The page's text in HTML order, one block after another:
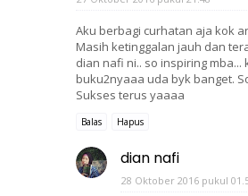
Aku berbagi curhatan aja kok
Masih ketinggalan jauh dan
dian nafi ni.. so inspiring mba...
buku2nyaaa uda byk banget.
Sukses terus yaaaa
Balas Hapus
dian nafi
28 Oktober 2016 pukul